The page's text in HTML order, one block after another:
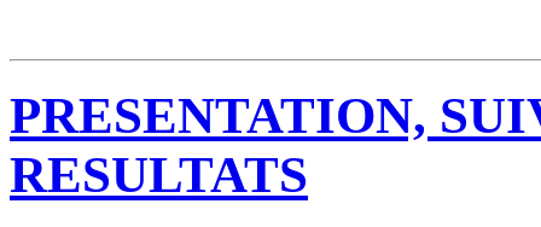
PRESENTATION,
RESULTATS